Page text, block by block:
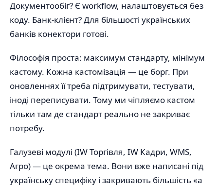
Документообіг? Є workflow, налаштовується без
коду. Банк-клієнт? Для більшості українських
банків конектори готові.
Філософія проста: максимум стандарту, мінімум
кастому. Кожна кастомізація — це борг. При
оновленнях її треба підтримувати, тестувати,
іноді переписувати. Тому ми чіпляємо кастом
тільки там де стандарт реально не закриває
потребу.
Галузеві модулі (IW Торгівля, IW Кадри, WMS,
Агро) — це окрема тема. Вони вже написані під
українську специфіку і закривають більшість «а